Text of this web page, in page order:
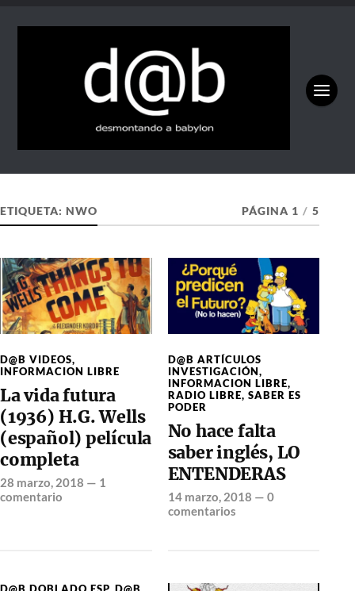
ETIQUETA: NWO PÁGINA 1 / 5
D@B VIDEOS,
INFORMACION LIBRE
La vida futura
(1936) H.G. Wells
(español) película
completa
28 marzo, 2018 — 1
comentario
D@B ARTÍCULOS
INVESTIGACIÓN,
INFORMACION LIBRE,
RADIO LIBRE, SABER ES
PODER
No hace falta
saber inglés, LO
ENTENDERAS
14 marzo, 2018 — 0
comentarios